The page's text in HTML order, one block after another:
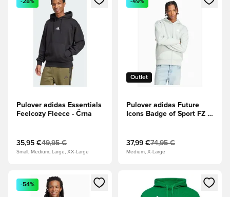
-28%
Pulover adidas Essentials
Feelcozy Fleece - Črna
35,95 €49,95 €
Small, Medium, Large, XX-Large
Outlet
-49%
Pulover adidas Future
Icons Badge of Sport FZ -
37,99 €74,95 €
Medium, X-Large
Odpre Modal za prijavo ali vpis kot član
-54%
Odpre Modal za prijavo ali